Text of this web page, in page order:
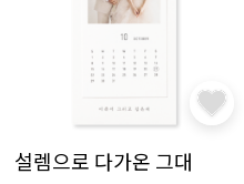
설렘으로 다가온 그대